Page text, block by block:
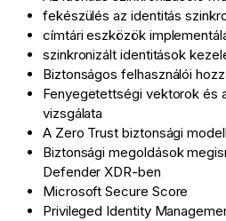
fekészülés az identitás
címtári eszközök
szinkronizált identitások
Biztonságos felhasználói
Fenyegetettségi vektorok és
vizsgálata
A Zero Trust biztonsági
Biztonsági megoldások
Defender XDR-ben
Microsoft Secure Score
Privileged Identity